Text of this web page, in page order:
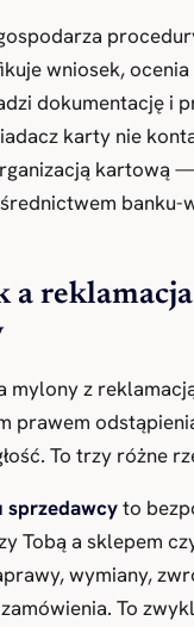
wniosek,
dokumentację i
karty nie
kartową
banku-
a
mylony z
prawem
To trzy różne
sprzedawcyto
Tobą a sklepem
wymiany,
To